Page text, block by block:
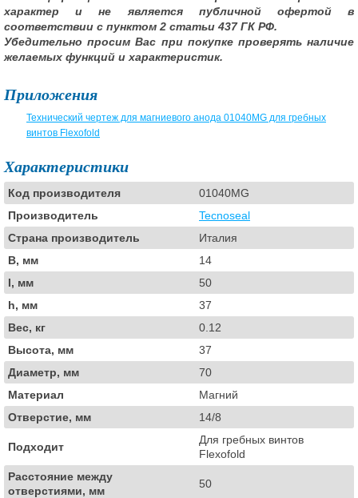
характер и не является публичной офертой в
соответствии с пунктом 2 статьи 437 ГК РФ.
Убедительно просим Вас при покупке проверять наличие
желаемых функций и характеристик.
Приложения
Технический чертеж для магниевого анода 01040MG для гребных
винтов Flexofold
Характеристики
Код производителя
01040MG
Производитель
Tecnoseal
Страна производитель
Италия
B, мм
14
I, мм
50
h, мм
37
Вес, кг
0.12
Высота, мм
37
Диаметр, мм
70
Материал
Магний
Отверстие, мм
14/8
Подходит
Для гребных винтов
Flexofold
Расстояние между
отверстиями, мм
50